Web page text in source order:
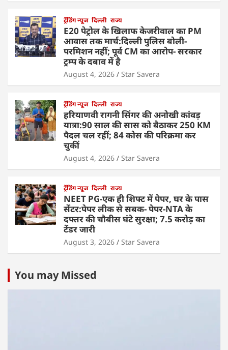
ट्रेंडिंग न्यूज दिल्ली राज्य
E20 पेट्रोल के खिलाफ केजरीवाल का PM
आवास तक मार्च:दिल्ली पुलिस बोली-
परमिशन नहीं; पूर्व CM का आरोप- सरकार
ट्रम्प के दबाव में है
August 4, 2026 Star Savera
ट्रेंडिंग न्यूज दिल्ली राज्य
हरियाणवी रागनी सिंगर की अनोखी कांवड़
यात्रा:90 साल की सास को बैठाकर 250 KM
पैदल चल रहीं; 84 कोस की परिक्रमा कर
चुकीं
August 4, 2026 Star Savera
ट्रेंडिंग न्यूज दिल्ली राज्य
NEET PG-एक ही शिफ्ट में पेपर, घर के पास
सेंटर:पेपर लीक से सबक- पेपर-NTA के
दफ्तर की चौबीस घंटे सुरक्षा; 7.5 करोड़ का
टेंडर जारी
August 3, 2026 Star Savera
You may Missed